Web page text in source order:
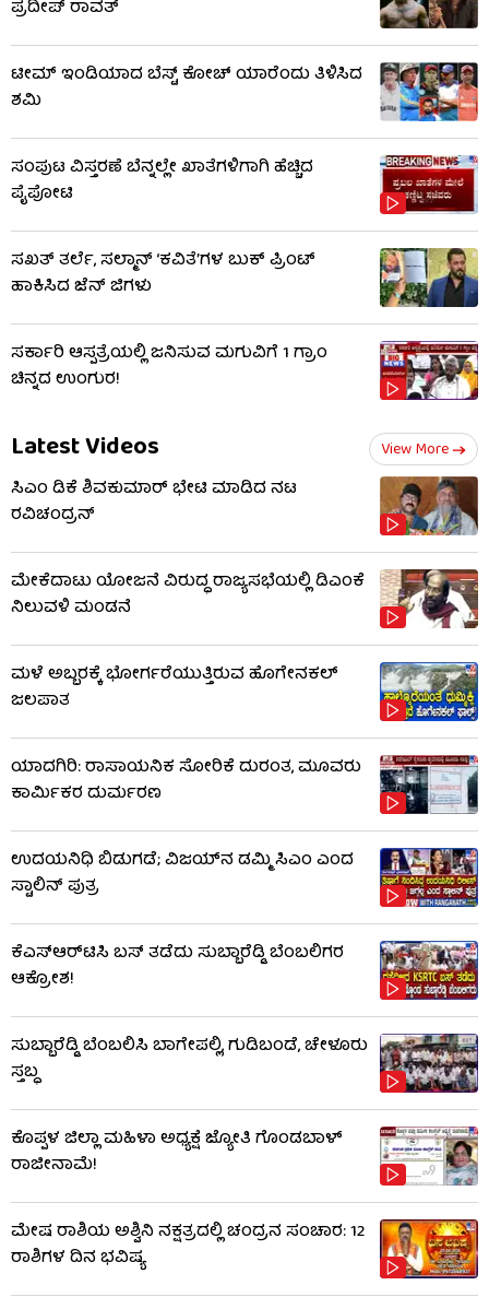
ಪ್ರದೀಪ್ ರಾವತ್
ಟೀಮ್ ಇಂಡಿಯಾದ ಬೆಸ್ಟ್ ಕೋಚ್ ಯಾರೆಂದು ತಿಳಿಸಿದ
ಶಮಿ
ಸಂಪುಟ ವಿಸ್ತರಣೆ ಬೆನ್ನಲ್ಲೇ ಖಾತೆಗಳಿಗಾಗಿ ಹೆಚ್ಚಿದ
ಪೈಪೋಟಿ
ಸಖತ್ ತರ್ಲೆ, ಸಲ್ಮಾನ್ ‘ಕವಿತೆ’ಗಳ ಬುಕ್ ಪ್ರಿಂಟ್
ಹಾಕಿಸಿದ ಜೆನ್ ಜಿಗಳು
ಸರ್ಕಾರಿ ಆಸ್ಪತ್ರೆಯಲ್ಲಿ ಜನಿಸುವ ಮಗುವಿಗೆ 1 ಗ್ರಾಂ
ಚಿನ್ನದ ಉಂಗುರ!
Latest Videos View More
ಸಿಎಂ ಡಿಕೆ ಶಿವಕುಮಾರ್ ಭೇಟಿ ಮಾಡಿದ ನಟ
ರವಿಚಂದ್ರನ್
ಮೇಕೆದಾಟು ಯೋಜನೆ ವಿರುದ್ಧ ರಾಜ್ಯಸಭೆಯಲ್ಲಿ ಡಿಎಂಕೆ
ನಿಲುವಳಿ ಮಂಡನೆ
ಮಳೆ ಅಬ್ಬರಕ್ಕೆ ಭೋರ್ಗರೆಯುತ್ತಿರುವ ಹೊಗೇನಕಲ್
ಜಲಪಾತ
ಯಾದಗಿರಿ: ರಾಸಾಯನಿಕ ಸೋರಿಕೆ ದುರಂತ, ಮೂವರು
ಕಾರ್ಮಿಕರ ದುರ್ಮರಣ
ಉದಯನಿಧಿ ಬಿಡುಗಡೆ; ವಿಜಯ್​​ನ ಡಮ್ಮಿ ಸಿಎಂ ಎಂದ
ಸ್ಟಾಲಿನ್ ಪುತ್ರ
ಕೆಎಸ್​ಆರ್​ಟಿಸಿ ಬಸ್​ ತಡೆದು ಸುಬ್ಬಾರೆಡ್ಡಿ ಬೆಂಬಲಿಗರ
ಆಕ್ರೋಶ!
ಸುಬ್ಬಾರೆಡ್ಡಿ ಬೆಂಬಲಿಸಿ ಬಾಗೇಪಲ್ಲಿ, ಗುಡಿಬಂಡೆ, ಚೇಳೂರು
ಸ್ತಬ್ಧ
ಕೊಪ್ಪಳ ಜಿಲ್ಲಾ ಮಹಿಳಾ ಅಧ್ಯಕ್ಷೆ ಜ್ಯೋತಿ ಗೊಂಡಬಾಳ್
ರಾಜೀನಾಮೆ!
ಮೇಷ ರಾಶಿಯ ಅಶ್ವಿನಿ ನಕ್ಷತ್ರದಲ್ಲಿ ಚಂದ್ರನ ಸಂಚಾರ: 12
ರಾಶಿಗಳ ದಿನ ಭವಿಷ್ಯ